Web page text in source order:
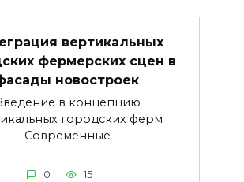
вертикальных
фермерских сцен в
новостроек
в концепцию
городских ферм
Современные
0 15